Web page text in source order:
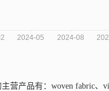
营产品有：woven fabric、